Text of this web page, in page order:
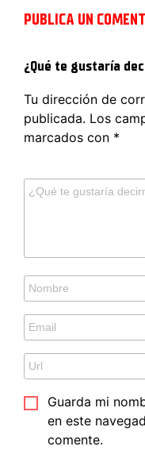
PUBLICA UN
¿Qué te gustaría
Tu dirección de
publicada. Los
marcados con *
Guarda mi
en este
comente.